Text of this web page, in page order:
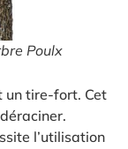
Poulx
un tire-fort. Cet
l’utilisation